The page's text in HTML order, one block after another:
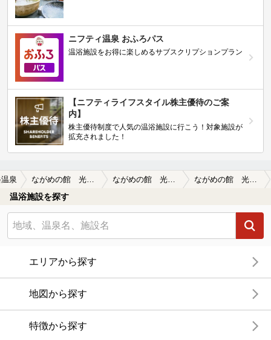
ニフティ温泉 おふろパス
温浴施設をお得に楽しめるサブスクリプションプラン
【ニフティライフスタイル株主優待のご案
内】
株主優待制度で人気の温浴施設に行こう！対象施設が
拡充されました！
泉 ながめの館 光雲閣の口コミ 久しぶりの光雲閣 遅い時刻の日帰り…
温浴施設を探す
エリアから探す
地図から探す
特徴から探す